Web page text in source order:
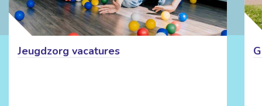
Jeugdzorg vacatures